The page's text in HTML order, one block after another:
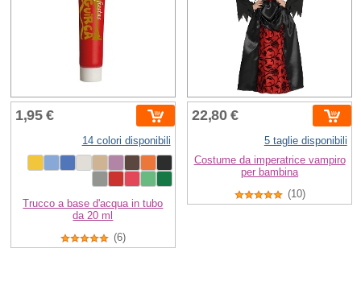
1,95 €
14 colori disponibili
Trucco a base d'acqua in tubo
da 20 ml
(6)
22,80 €
5 taglie disponibili
Costume da imperatrice vampiro
per bambina
(10)